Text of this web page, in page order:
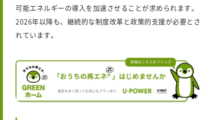
可能エネルギーの導入を加速させることが求められます。
2026年以降も、継続的な制度改革と政策的支援が必要とさ
れています。